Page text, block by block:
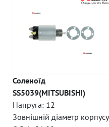
Соленоїд
SS5039(MITSUBISHI)
Напруга: 12
Зовнішній діаметр корпусу